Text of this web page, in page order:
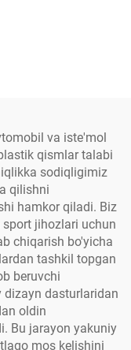
va iste'mol
qismlar talabi
sodiqligimiz
qilishni
hamkor qiladi. Biz
jihozlari uchun
chiqarish bo'yicha
tashkil topgan
beruvchi
dasturlaridan
oldin
Bu jarayon yakuniy
mos kelishini